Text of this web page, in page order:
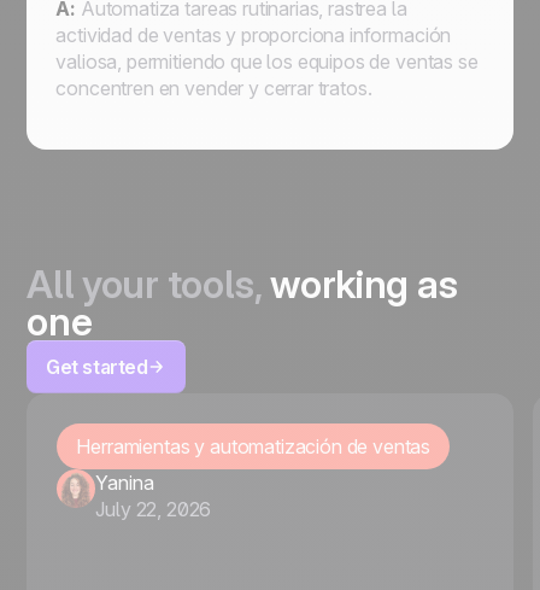
A: Automatiza tareas rutinarias, rastrea la
actividad de ventas y proporciona información
valiosa, permitiendo que los equipos de ventas se
concentren en vender y cerrar tratos.
All your tools,working as
one
Get started
Herramientas y automatización de ventas
Yanina
July 22, 2026